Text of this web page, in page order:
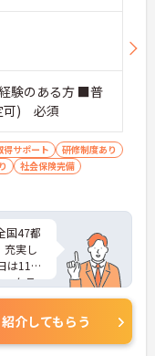
験のある方 ■普
可) 必須
得サポート
研修制度あり
社会保険完備
国47都
充実し
は110
クラ
す。ご
らに
くださ
紹介してもらう